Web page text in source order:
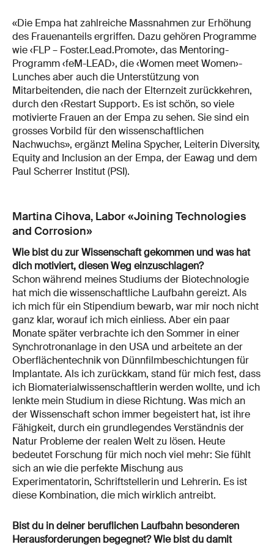
«Die Empa hat zahlreiche Massnahmen zur Erhöhung
des Frauenanteils ergriffen. Dazu gehören Programme
wie ‹FLP – Foster.Lead.Promote›, das Mentoring-
Programm ‹feM-LEAD›, die ‹Women meet Women›-
Lunches aber auch die Unterstützung von
Mitarbeitenden, die nach der Elternzeit zurückkehren,
durch den ‹Restart Support›. Es ist schön, so viele
motivierte Frauen an der Empa zu sehen. Sie sind ein
grosses Vorbild für den wissenschaftlichen
Nachwuchs», ergänzt Melina Spycher, Leiterin Diversity,
Equity and Inclusion an der Empa, der Eawag und dem
Paul Scherrer Institut (PSI).
Martina Cihova, Labor «Joining Technologies
and Corrosion»
Wie bist du zur Wissenschaft gekommen und was hat
dich motiviert, diesen Weg einzuschlagen?
Schon während meines Studiums der Biotechnologie
hat mich die wissenschaftliche Laufbahn gereizt. Als
ich mich für ein Stipendium bewarb, war mir noch nicht
ganz klar, worauf ich mich einliess. Aber ein paar
Monate später verbrachte ich den Sommer in einer
Synchrotronanlage in den USA und arbeitete an der
Oberflächentechnik von Dünnfilmbeschichtungen für
Implantate. Als ich zurückkam, stand für mich fest, dass
ich Biomaterialwissenschaftlerin werden wollte, und ich
lenkte mein Studium in diese Richtung. Was mich an
der Wissenschaft schon immer begeistert hat, ist ihre
Fähigkeit, durch ein grundlegendes Verständnis der
Natur Probleme der realen Welt zu lösen. Heute
bedeutet Forschung für mich noch viel mehr: Sie fühlt
sich an wie die perfekte Mischung aus
Experimentatorin, Schriftstellerin und Lehrerin. Es ist
diese Kombination, die mich wirklich antreibt.
Bist du in deiner beruflichen Laufbahn besonderen
Herausforderungen begegnet? Wie bist du damit